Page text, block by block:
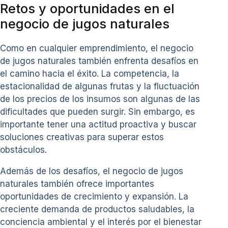
Retos y oportunidades en el
negocio de jugos naturales
Como en cualquier emprendimiento, el negocio
de jugos naturales también enfrenta desafíos en
el camino hacia el éxito. La competencia, la
estacionalidad de algunas frutas y la fluctuación
de los precios de los insumos son algunas de las
dificultades que pueden surgir. Sin embargo, es
importante tener una actitud proactiva y buscar
soluciones creativas para superar estos
obstáculos.
Además de los desafíos, el negocio de jugos
naturales también ofrece importantes
oportunidades de crecimiento y expansión. La
creciente demanda de productos saludables, la
conciencia ambiental y el interés por el bienestar